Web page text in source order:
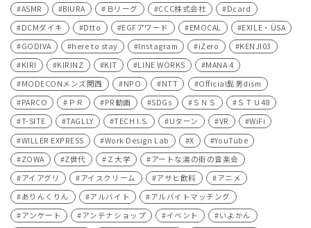
ASMR
BIURA Ｂリーグ CCC株式会社
Dcard
DCMダイキ
Dtto EGFアワード EMOCAL
EXILE・ÜSA
GODIVA
here to stay Instagram iZero
KENJI03
KIRI
KIRINZ KIT LINE WORKS
MANA 4
MODECONメンズ関西
NPO NTT
Official髭男dism
PARCO
ＰＲ PR動画 SDGs ＳＮＳ
ＳＴＵ48
T-SITE
TAGLLY TECH I.S. Uターン VR
WiFi
WILLER EXPRESS
Work Design Lab X
YouTube
ZOWA
Z世代 Ｚ大学
アートな湯の街の音楽会
アイアグリ
アイスクリーム アサヒ飲料
アニメ
ありんくりん
アルバイト
アルバイトマッチング
アンケート
アンテナショップ イベント
いよかん